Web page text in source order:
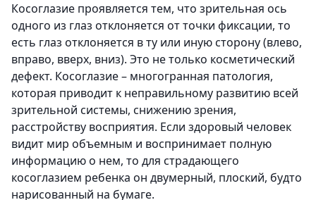
Косоглазие проявляется тем, что зрительная ось
одного из глаз отклоняется от точки фиксации, то
есть глаз отклоняется в ту или иную сторону (влево,
вправо, вверх, вниз). Это не только косметический
дефект. Косоглазие – многогранная патология,
которая приводит к неправильному развитию всей
зрительной системы, снижению зрения,
расстройству восприятия. Если здоровый человек
видит мир объемным и воспринимает полную
информацию о нем, то для страдающего
косоглазием ребенка он двумерный, плоский, будто
нарисованный на бумаге.